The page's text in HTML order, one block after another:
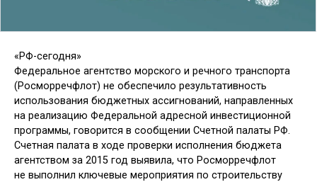
«РФ-сегодня»
Федеральное агентство морского и речного транспорта
(Росморречфлот) не обеспечило результативность
использования бюджетных ассигнований, направленных
на реализацию Федеральной адресной инвестиционной
программы, говорится в сообщении Счетной палаты РФ.
Счетная палата в ходе проверки исполнения бюджета
агентством за 2015 год выявила, что Росморречфлот
не выполнил ключевые мероприятия по строительству